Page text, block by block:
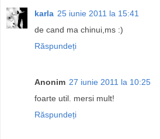
karla 25 iunie 2011 la 15:41
de cand ma chinui,ms :)
Răspundeți
Anonim 27 iunie 2011 la 10:25
foarte util. mersi mult!
Răspundeți